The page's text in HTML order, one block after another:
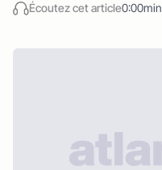
Écoutez cet article0:00min